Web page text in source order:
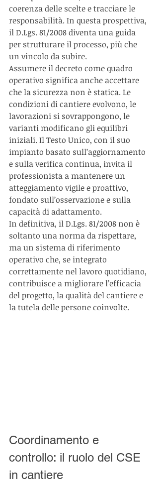
coerenza delle scelte e tracciare le
responsabilità. In questa prospettiva,
il D.Lgs. 81/2008 diventa una guida
per strutturare il processo, più che
un vincolo da subire.
Assumere il decreto come quadro
operativo significa anche accettare
che la sicurezza non è statica. Le
condizioni di cantiere evolvono, le
lavorazioni si sovrappongono, le
varianti modificano gli equilibri
iniziali. Il Testo Unico, con il suo
impianto basato sull’aggiornamento
e sulla verifica continua, invita il
professionista a mantenere un
atteggiamento vigile e proattivo,
fondato sull’osservazione e sulla
capacità di adattamento.
In definitiva, il D.Lgs. 81/2008 non è
soltanto una norma da rispettare,
ma un sistema di riferimento
operativo che, se integrato
correttamente nel lavoro quotidiano,
contribuisce a migliorare l’efficacia
del progetto, la qualità del cantiere e
la tutela delle persone coinvolte.
Coordinamento e
controllo: il ruolo del CSE
in cantiere